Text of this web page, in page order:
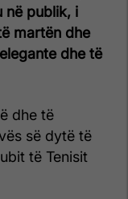
në publik, i
martën dhe
dhe të
dhe të
së dytë të
të Tenisit